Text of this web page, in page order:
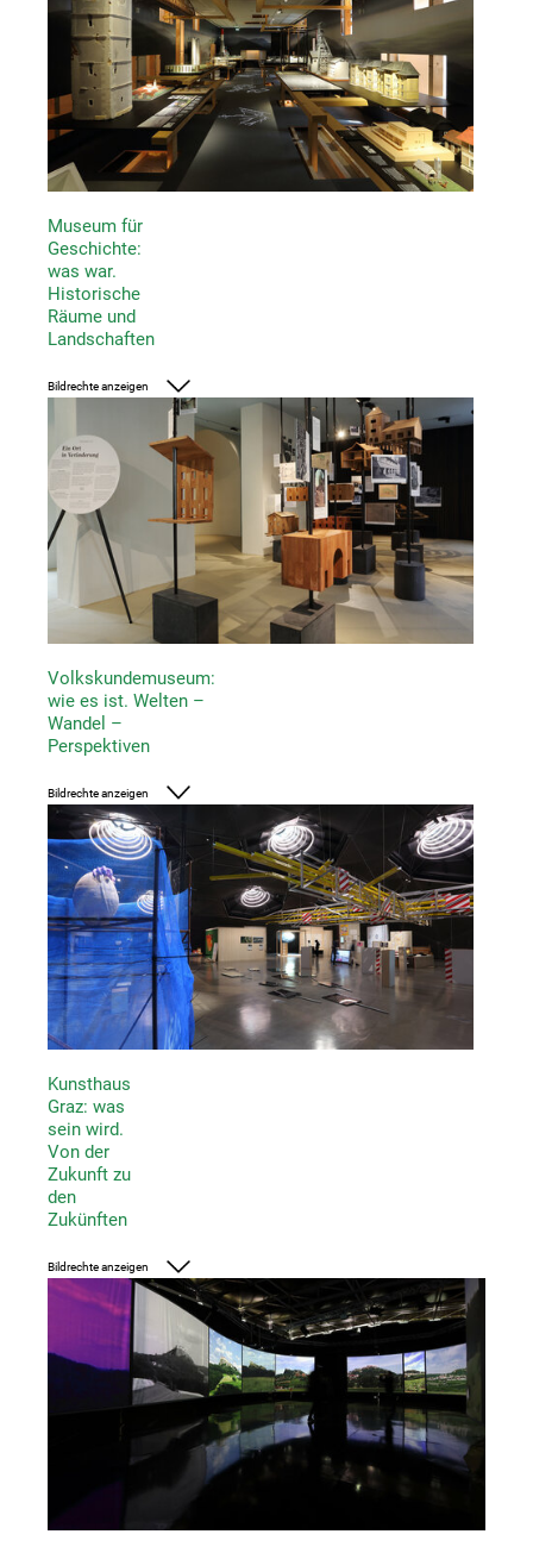
Museum für
Geschichte:
was war.
Historische
Räume und
Landschaften
Bildrechte anzeigen
Volkskundemuseum:
wie es ist. Welten –
Wandel –
Perspektiven
Bildrechte anzeigen
Foto: UMJ /J.J. Kucek
Kunsthaus
Graz: was
sein wird.
Von der
Zukunft zu
den
Zukünften
Bildrechte anzeigen